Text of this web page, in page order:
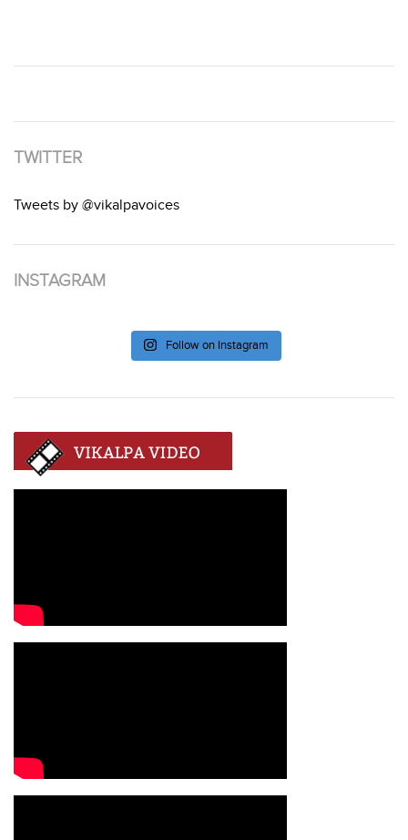
TWITTER
Tweets by @vikalpavoices
INSTAGRAM
Follow on Instagram